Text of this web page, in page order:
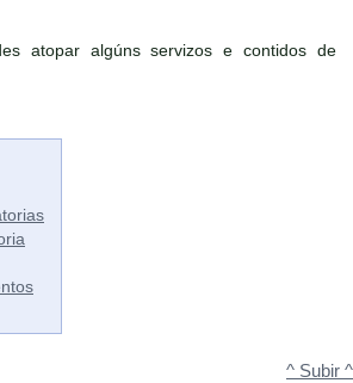
atopar algúns servizos e contidos de
^ Subir ^